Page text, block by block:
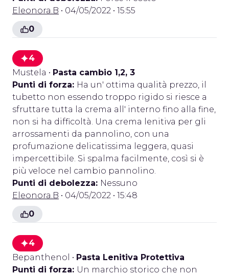
Eleonora.B • 04/05/2022 • 15:55
0
4
Mustela • Pasta cambio 1,2, 3
Punti di forza: Ha un' ottima qualità prezzo, il
tubetto non essendo troppo rigido si riesce a
sfruttare tutta la crema all' interno fino alla fine,
non si ha difficoltà. Una crema lenitiva per gli
arrossamenti da pannolino, con una
profumazione delicatissima leggera, quasi
impercettibile. Si spalma facilmente, così si è
più veloce nel cambio pannolino.
Punti di debolezza: Nessuno
Eleonora.B • 04/05/2022 • 15:48
0
4
Bepanthenol • Pasta Lenitiva Protettiva
Punti di forza: Un marchio storico che non